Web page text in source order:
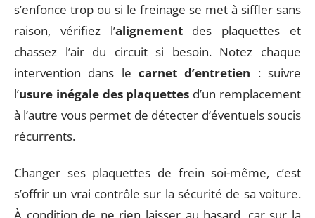
s’enfonce trop ou si le freinage se met à siffler sans
raison, vérifiez l’alignementdes plaquettes et
chassez l’air du circuit si besoin. Notez chaque
intervention dans le carnet d’entretien : suivre
l’usure inégale des plaquettes d’un remplacement
à l’autre vous permet de détecter d’éventuels soucis
récurrents.
Changer ses plaquettes de frein soi-même, c’est
s’offrir un vrai contrôle sur la sécurité de sa voiture.